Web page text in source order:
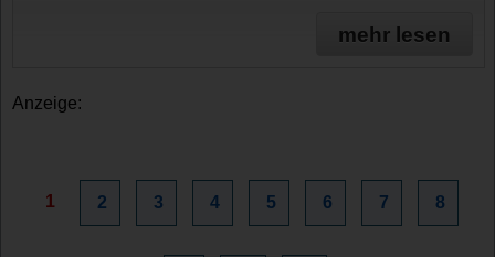
mehr lesen
Anzeige:
1 2 3 4 5 6 7 8